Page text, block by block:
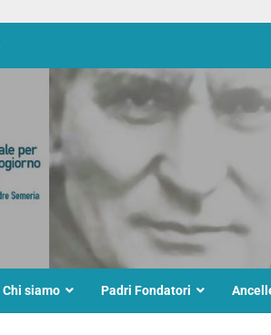
Chi siamo Padri Fondatori